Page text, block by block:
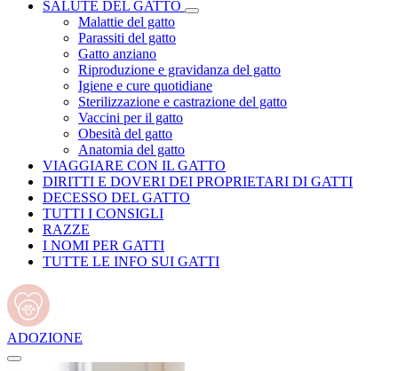
SALUTE DEL GATTO
Malattie del gatto
Parassiti del gatto
Gatto anziano
Riproduzione e gravidanza del gatto
Igiene e cure quotidiane
Sterilizzazione e castrazione del gatto
Vaccini per il gatto
Obesità del gatto
Anatomia del gatto
VIAGGIARE CON IL GATTO
DIRITTI E DOVERI DEI PROPRIETARI DI GATTI
DECESSO DEL GATTO
TUTTI I CONSIGLI
RAZZE
I NOMI PER GATTI
TUTTE LE INFO SUI GATTI
ADOZIONE